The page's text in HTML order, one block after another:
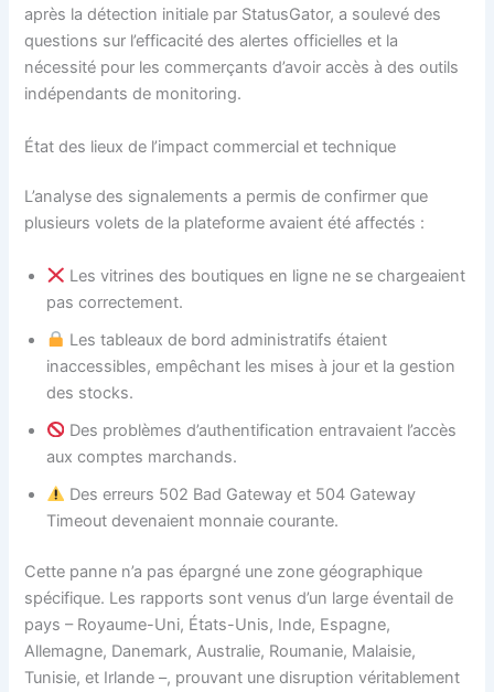
après la détection initiale par StatusGator, a soulevé des
questions sur l’efficacité des alertes officielles et la
nécessité pour les commerçants d’avoir accès à des outils
indépendants de monitoring.
État des lieux de l’impact commercial et technique
L’analyse des signalements a permis de confirmer que
plusieurs volets de la plateforme avaient été affectés :
Les vitrines des boutiques en ligne ne se chargeaient
pas correctement.
Les tableaux de bord administratifs étaient
inaccessibles, empêchant les mises à jour et la gestion
des stocks.
Des problèmes d’authentification entravaient l’accès
aux comptes marchands.
Des erreurs 502 Bad Gateway et 504 Gateway
Timeout devenaient monnaie courante.
Cette panne n’a pas épargné une zone géographique
spécifique. Les rapports sont venus d’un large éventail de
pays – Royaume-Uni, États-Unis, Inde, Espagne,
Allemagne, Danemark, Australie, Roumanie, Malaisie,
Tunisie, et Irlande –, prouvant une disruption véritablement